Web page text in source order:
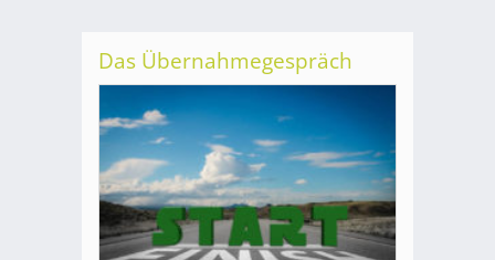
Das Übernahmegespräch